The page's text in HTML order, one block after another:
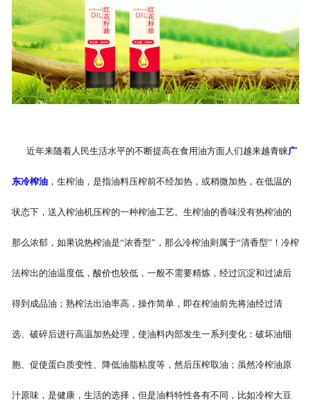
近年来随着人民生活水平的不断提高在食用油方面人们越来越青睐广
东冷榨油，生榨油，是指油料压榨前不经加热，或稍微加热，在低温的
状态下，送入榨油机压榨的一种榨油工艺。生榨油的香味没有热榨油的
那么浓郁，如果说热榨油是“浓香型”，那么冷榨油则属于“清香型”！冷榨
法榨出的油温度低，酸价也较低，一般不需要精炼，经过沉淀和过滤后
得到成品油；熟榨法出油率高，操作简单，即在榨油前先将油经过清
选、破碎后进行高温加热处理，使油料内部发生一系列变化：破坏油细
胞、促使蛋白质变性、降低油脂粘度等，然后压榨取油；虽然冷榨油原
汁原味，是健康，生活的选择，但是油料特性各有不同，比如冷榨大豆